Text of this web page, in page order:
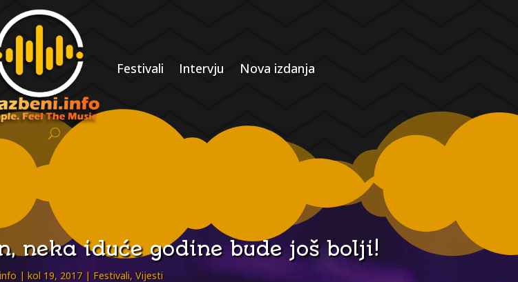
Festivali Intervju Nova izdanja
neka iduće godine bude još bolji!
kol 19, 2017 Festivali, Vijesti